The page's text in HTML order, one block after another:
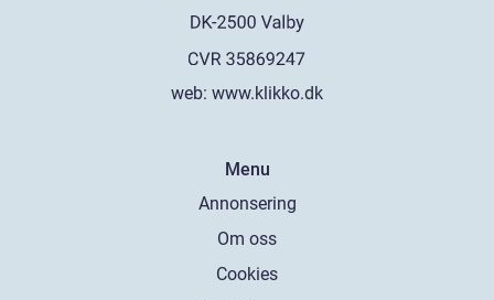
web: www.klikko.dk
Menu
Annonsering
Om oss
Cookies